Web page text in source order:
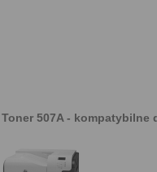
Toner 507A - kompatybilne